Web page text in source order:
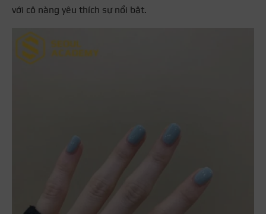
với cô nàng yêu thích sự nổi bật.